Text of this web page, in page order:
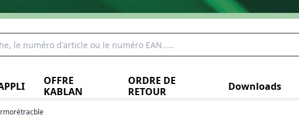
OFFRE
KABLAN
ORDRE DE
RETOUR
Downloads